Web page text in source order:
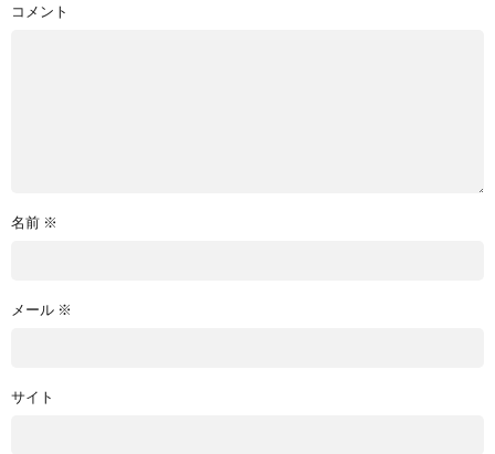
コメント
名前 ※
メール ※
サイト